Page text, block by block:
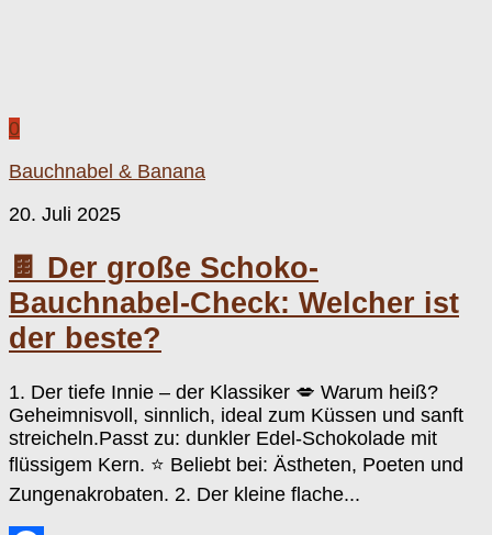
0
Bauchnabel & Banana
20. Juli 2025
🍫 Der große Schoko-
Bauchnabel-Check: Welcher ist
der beste?
1. Der tiefe Innie – der Klassiker 💋 Warum heiß?
Geheimnisvoll, sinnlich, ideal zum Küssen und sanft
streicheln.Passt zu: dunkler Edel-Schokolade mit
flüssigem Kern. ⭐️ Beliebt bei: Ästheten, Poeten und
Zungenakrobaten. 2. Der kleine flache...